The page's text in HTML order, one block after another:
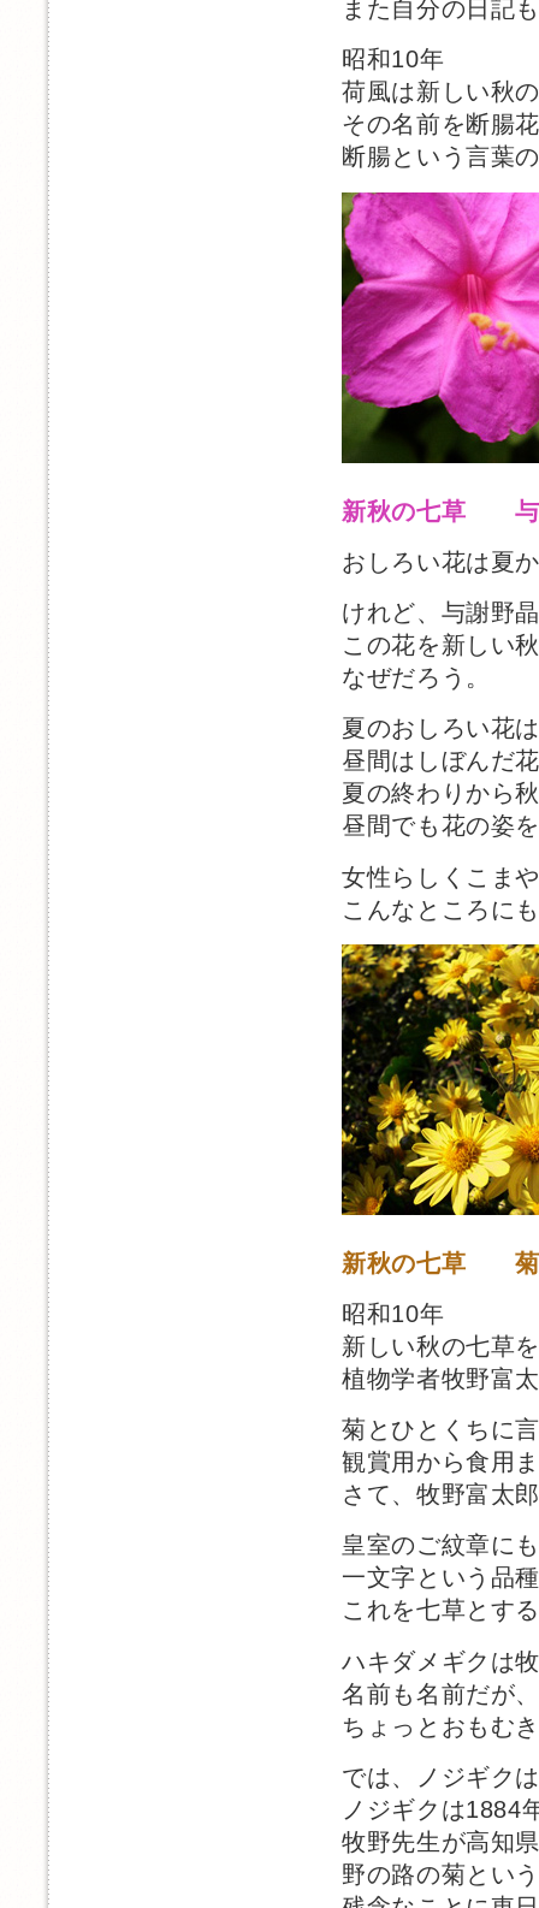
また自分の日記
昭和10年
荷風は新しい秋
その名前を断腸
断腸という言葉
新秋の七草 与
おしろい花は夏
けれど、与謝野
この花を新しい
なぜだろう。
夏のおしろい花
昼間はしぼんだ
夏の終わりから
昼間でも花の姿
女性らしくこま
こんなところに
新秋の七草 菊
昭和10年
新しい秋の七草
植物学者牧野富
菊とひとくちに
観賞用から食用
さて、牧野富太
皇室のご紋章に
一文字という品
これを七草とす
ハキダメギクは
名前も名前だが
ちょっとおもむ
では、ノジギク
ノジギクは1884
牧野先生が高知
野の路の菊とい